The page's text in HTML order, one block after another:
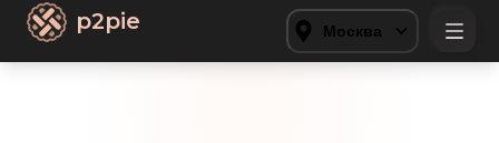
p2pie Москва